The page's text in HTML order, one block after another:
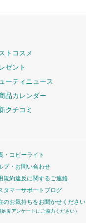
トコスメ
ゼント
ーティニュース
品カレンダー
クチコミ
・コピーライト
プ・お問い合わせ
規約違反に関するご連絡
タマーサポートブログ
のお気持ちをお聞かせください
足度アンケートにご協力ください）